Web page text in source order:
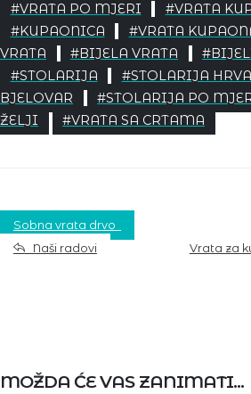
#VRATA PO MJERI
#VRATA
#KUPAONICA
#VRATA
VRATA
#BIJELA VRATA
#STOLARIJA
#STOLARIJA
BJELOVAR
#STOLARIJA PO
ŽELJI
#VRATA SA CRTAMA
Sobna vrata drvo
Naši radovi
Vrata za
MOŽDA ĆE VAS ZANIMATI...